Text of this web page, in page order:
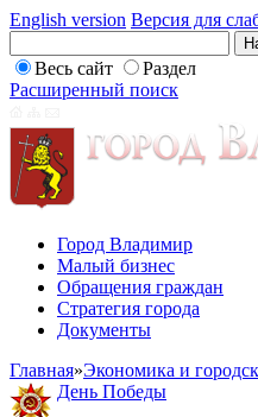
English version Версия для
Весь сайт
Раздел
Расширенный поиск
Город Владимир
Малый бизнес
Обращения граждан
Стратегия города
Документы
Главная»Экономика и
День Победы